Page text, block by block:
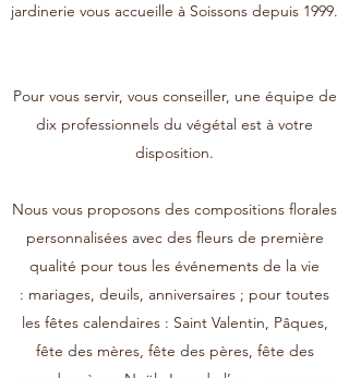
jardinerie vous accueille à Soissons depuis 1999.
Pour vous servir, vous conseiller, une équipe de
dix professionnels du végétal est à votre
disposition.
Nous vous proposons des compositions florales
personnalisées avec des fleurs de première
qualité pour tous les événements de la vie
: mariages, deuils, anniversaires ; pour toutes
les fêtes calendaires : Saint Valentin, Pâques,
fête des mères, fête des pères, fête des